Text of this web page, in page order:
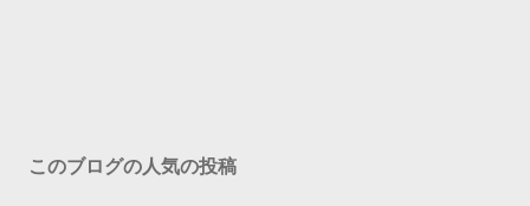
このブログの人気の投稿